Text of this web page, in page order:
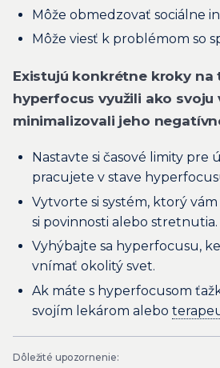
Môže obmedzovať sociálne
Môže viesť k problémom so
Existujú konkrétne kroky na
hyperfocus využili ako svoju
minimalizovali jeho
Nastavte si časové limity pre
pracujete v stave
Vytvorte si systém, ktorý
si povinnosti alebo stretnutia.
Vyhýbajte sa hyperfocusu,
vnímať okolitý svet.
Ak máte s hyperfocusom
svojím lekárom alebo
Dôležité upozornenie: